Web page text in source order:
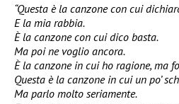
“Questa è la canzone con cui
E la mia rabbia.
È la canzone con cui dico basta.
Ma poi ne voglio ancora.
È la canzone in cui ho ragione, ma
Questa è la canzone in cui un po’
Ma parlo molto seriamente.